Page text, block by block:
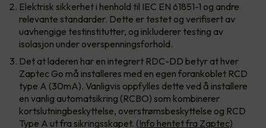
Elektrisk sikkerhet i henhold til IEC EN 61851-1 og andre
relevante standarder. Dette er testet og verifisert av
uavhengige testinstitutter, og inkluderer testing av
isolasjon under overspenningsforhold.
Det at laderen har en integrert RDC-DD betyr at hver
Zaptec Go må installeres med en egen forankoblet RCD
type A (30mA). Vanligvis oppfylles dette ved å installere
en vanlig automatsikring (RCBO) som kombinerer
kortslutningbeskyttelse, overstrømsbeskyttelse og RCD
Type A ut fra sikringsskapet. (Info hentet fra Zaptec)